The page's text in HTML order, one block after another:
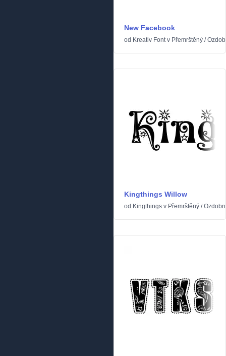
New Facebook
od Kreativ Fontv Přemrštěný /
Kingthings Willow
od Kingthings v Přemrštěný /